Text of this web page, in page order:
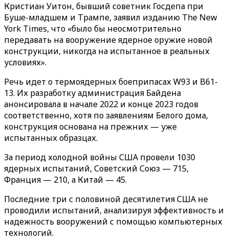
Кристиан Уитон, бывший советник Госдепа при
Буше-младшем и Трампе, заявил изданию The New
York Times, что «было бы неосмотрительно
передавать на вооружение ядерное оружие новой
конструкции, никогда на испытанное в реальных
условиях».
Речь идет о термоядерных боеприпасах W93 и B61-
13. Их разработку администрация Байдена
анонсировала в начале 2022 и конце 2023 годов
соответственно, хотя по заявлениям Белого дома,
конструкция основана на прежних — уже
испытанных образцах.
За период холодной войны США провели 1030
ядерных испытаний, Советский Союз — 715,
Франция — 210, а Китай — 45.
Последние три с половиной десятилетия США не
проводили испытаний, анализируя эффективность и
надежность вооружений с помощью компьютерных
технологий.